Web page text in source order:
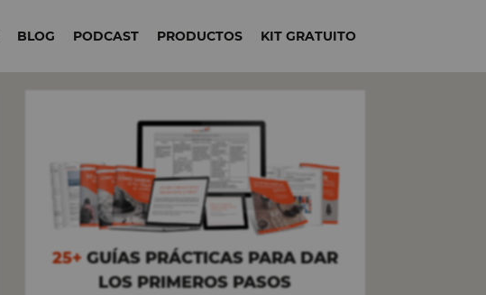
BLOG PODCAST PRODUCTOS KIT GRATUITO
25+ GUÍAS PRÁCTICAS PARA DAR
LOS PRIMEROS PASOS